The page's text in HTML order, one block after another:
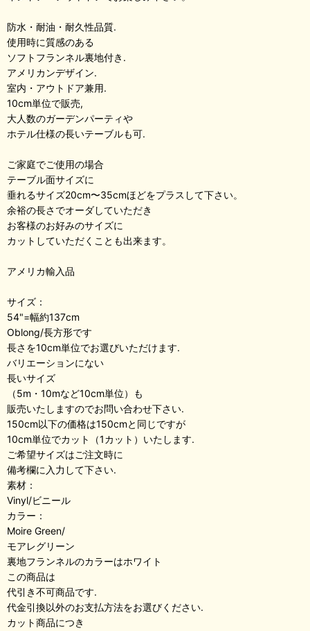
防水・耐油・耐久性品質.
使用時に質感のある
ソフトフランネル裏地付き.
アメリカンデザイン.
室内・アウトドア兼用.
10cm単位で販売,
大人数のガーデンパーティや
ホテル仕様の長いテーブルも可.
ご家庭でご使用の場合
テーブル面サイズに
垂れるサイズ20cm〜35cmほどをプラスして下さい。
余裕の長さでオーダしていただき
お客様のお好みのサイズに
カットしていただくことも出来ます。
アメリカ輸入品
サイズ：
54"=幅約137cm
Oblong/長方形です
長さを10cm単位でお選びいただけます.
バリエーションにない
長いサイズ
（5m・10mなど10cm単位）も
販売いたしますのでお問い合わせ下さい.
150cm以下の価格は150cmと同じですが
10cm単位でカット（1カット）いたします.
ご希望サイズはご注文時に
備考欄に入力して下さい.
素材：
Vinyl/ビニール
カラー：
Moire Green/
モアレグリーン
裏地フランネルのカラーはホワイト
この商品は
代引き不可商品です.
代金引換以外のお支払方法をお選びください.
カット商品につき